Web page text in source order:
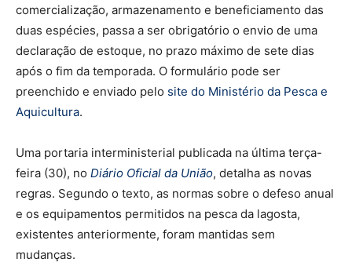
comercialização, armazenamento e beneficiamento das
duas espécies, passa a ser obrigatório o envio de uma
declaração de estoque, no prazo máximo de sete dias
após o fim da temporada. O formulário pode ser
preenchido e enviado pelo site do Ministério da Pesca e
Aquicultura.
Uma portaria interministerial publicada na última terça-
feira (30), no Diário Oficial da União, detalha as novas
regras. Segundo o texto, as normas sobre o defeso anual
e os equipamentos permitidos na pesca da lagosta,
existentes anteriormente, foram mantidas sem
mudanças.